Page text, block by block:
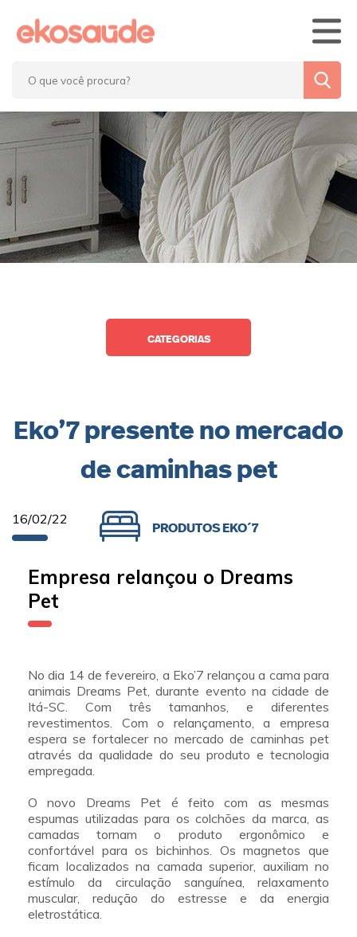
Home
Blog
Eko’7 Saúde
Fale Conosco
Eko’7 presente no mercado
de caminhas pet
16/02/22 PRODUTOS EKO´7
Empresa relançou o Dreams
Pet
No dia 14 de fevereiro, a Eko’7 relançou a cama para
animais Dreams Pet, durante evento na cidade de
Itá-SC. Com três tamanhos, e diferentes
revestimentos. Com o relançamento, a empresa
espera se fortalecer no mercado de caminhas pet
através da qualidade do seu produto e tecnologia
empregada.
O novo Dreams Pet é feito com as mesmas
espumas utilizadas para os colchões da marca, as
camadas tornam o produto ergonômico e
confortável para os bichinhos. Os magnetos que
ficam localizados na camada superior, auxiliam no
estímulo da circulação sanguínea, relaxamento
muscular, redução do estresse e da energia
eletrostática.
CATEGORIAS